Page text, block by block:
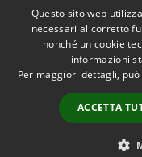
RSS
Accessibilità
Questo sito web
necessari al corretto
nonché un cookie
informazioni
Per maggiori dettagli,
ACCETTA